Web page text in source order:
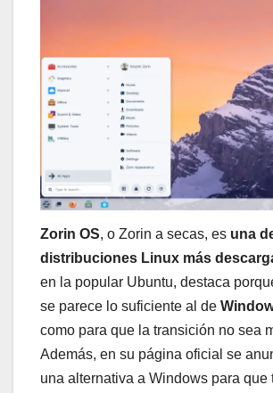
Zorin OS, o Zorin a secas, es una
distribuciones Linux más
en la popular Ubuntu, destaca
se parece lo suficiente al de
como para que la transición no sea
Además, en su página oficial se
una alternativa a Windows para que